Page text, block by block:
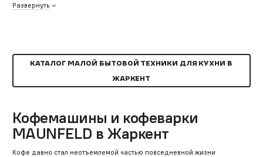
Развернуть
КАТАЛОГ МАЛОЙ БЫТОВОЙ ТЕХНИКИ ДЛЯ КУХНИ В
ЖАРКЕНТ
Кофемашины и кофеварки
MAUNFELD в Жаркент
Кофе давно стал неотъемлемой частью повседневной жизни